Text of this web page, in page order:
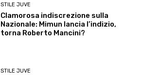
STILE JUVE
Clamorosa indiscrezione sulla
Nazionale: Mimun lancia l’indizio,
torna Roberto Mancini?
STILE JUVE